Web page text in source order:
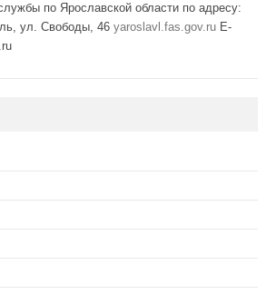
по Ярославской области по адресу:
ул. Свободы, 46 yaroslavl.fas.gov.ru E-